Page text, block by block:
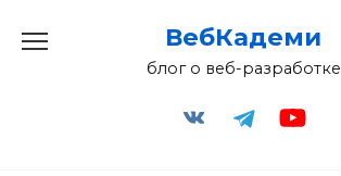
ВебКадеми
блог о веб-разработке